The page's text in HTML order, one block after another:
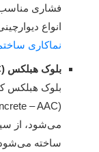
فشاری مناسب
انواع
نماکاری
بلوک هبلکس (AAC): مزایا و تفاوت‌ها
بلوک هبلکس که
می‌شود، از
ساخته می‌شود.